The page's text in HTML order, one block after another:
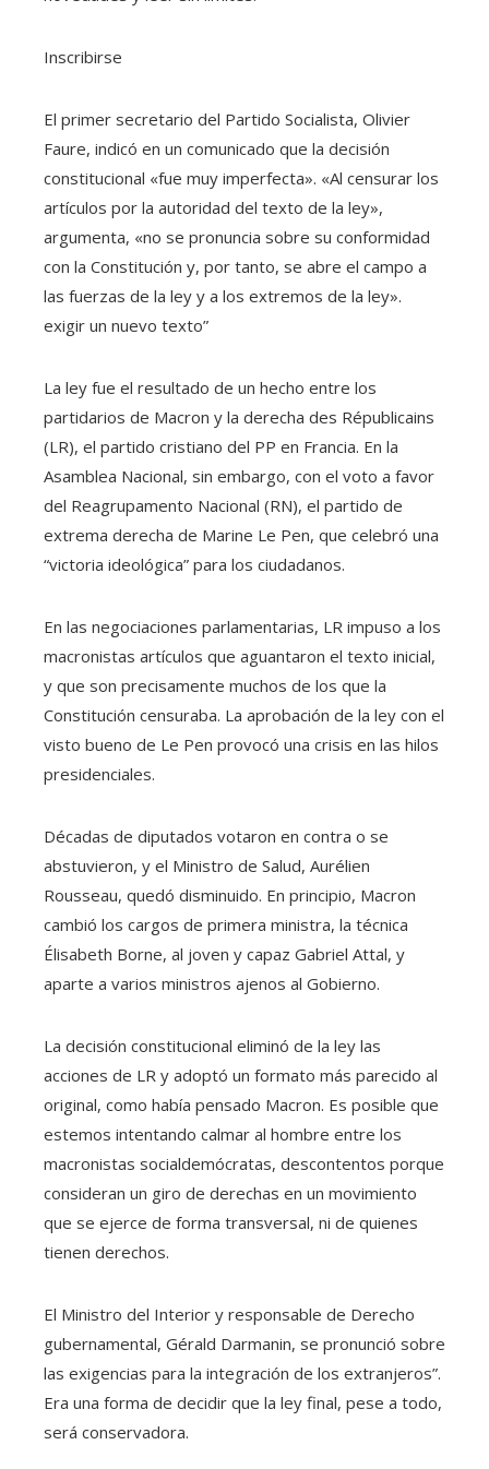
Inscribirse
El primer secretario del Partido Socialista, Olivier
Faure, indicó en un comunicado que la decisión
constitucional «fue muy imperfecta». «Al censurar los
artículos por la autoridad del texto de la ley»,
argumenta, «no se pronuncia sobre su conformidad
con la Constitución y, por tanto, se abre el campo a
las fuerzas de la ley y a los extremos de la ley».
exigir un nuevo texto”
La ley fue el resultado de un hecho entre los
partidarios de Macron y la derecha des Républicains
(LR), el partido cristiano del PP en Francia. En la
Asamblea Nacional, sin embargo, con el voto a favor
del Reagrupamento Nacional (RN), el partido de
extrema derecha de Marine Le Pen, que celebró una
“victoria ideológica” para los ciudadanos.
En las negociaciones parlamentarias, LR impuso a los
macronistas artículos que aguantaron el texto inicial,
y que son precisamente muchos de los que la
Constitución censuraba. La aprobación de la ley con el
visto bueno de Le Pen provocó una crisis en las hilos
presidenciales.
Décadas de diputados votaron en contra o se
abstuvieron, y el Ministro de Salud, Aurélien
Rousseau, quedó disminuido. En principio, Macron
cambió los cargos de primera ministra, la técnica
Élisabeth Borne, al joven y capaz Gabriel Attal, y
aparte a varios ministros ajenos al Gobierno.
La decisión constitucional eliminó de la ley las
acciones de LR y adoptó un formato más parecido al
original, como había pensado Macron. Es posible que
estemos intentando calmar al hombre entre los
macronistas socialdemócratas, descontentos porque
consideran un giro de derechas en un movimiento
que se ejerce de forma transversal, ni de quienes
tienen derechos.
El Ministro del Interior y responsable de Derecho
gubernamental, Gérald Darmanin, se pronunció sobre
las exigencias para la integración de los extranjeros”.
Era una forma de decidir que la ley final, pese a todo,
será conservadora.